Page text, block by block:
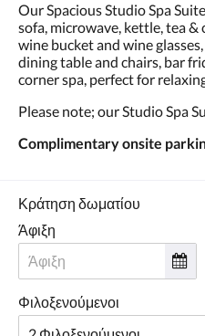
Our Spacious Studio Spa
sofa, microwave, kettle, tea &
wine bucket and wine
dining table and chairs, bar
corner spa, perfect for
Please note; our Studio Spa
Complimentary onsite
Κράτηση δωματίου
Άφιξη
Φιλοξενούμενοι